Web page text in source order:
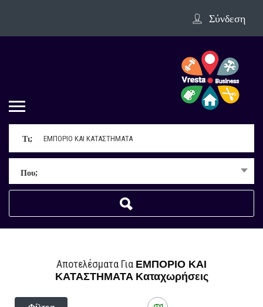
Σύνδεση
Τι;
Που;
Αποτελέσματα Για ΕΜΠΟΡΙΟ ΚΑΙ
ΚΑΤΑΣΤΗΜΑΤΑ Καταχωρήσεις